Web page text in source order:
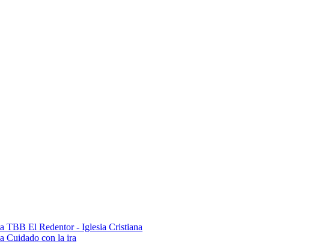
Cuidado con la ira